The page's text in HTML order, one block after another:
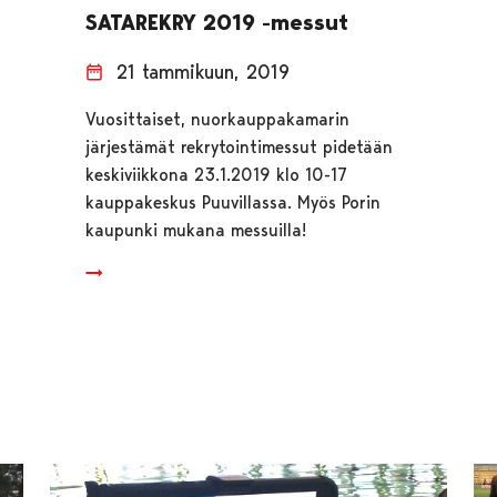
SATAREKRY 2019 -messut
21 tammikuun, 2019
Vuosittaiset, nuorkauppakamarin
järjestämät rekrytointimessut pidetään
keskiviikkona 23.1.2019 klo 10-17
kauppakeskus Puuvillassa. Myös Porin
kaupunki mukana messuilla!